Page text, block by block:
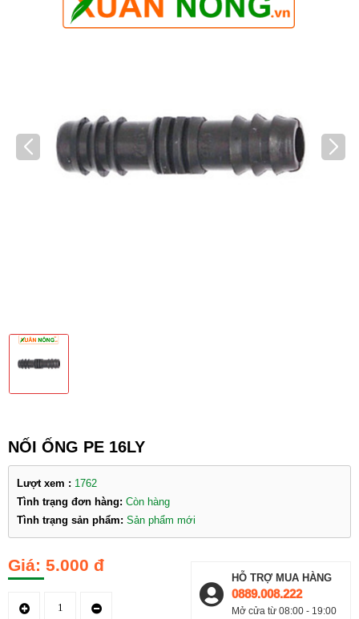
NỐI ỐNG PE 16LY
Lượt xem : 1762
Tình trạng đơn hàng: Còn hàng
Tình trạng sản phẩm: Sản phẩm mới
5.000 đ
HỖ TRỢ MUA HÀNG
0889.008.222
Mở cửa từ 08:00 - 19:00